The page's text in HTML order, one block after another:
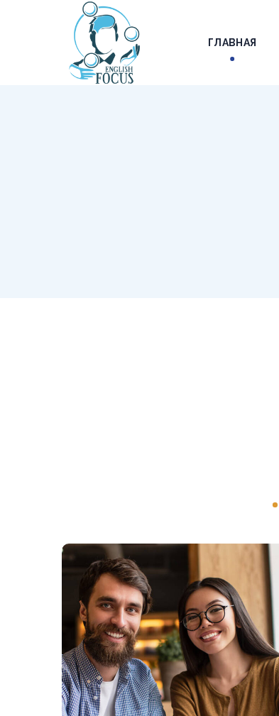
ГЛАВНАЯ